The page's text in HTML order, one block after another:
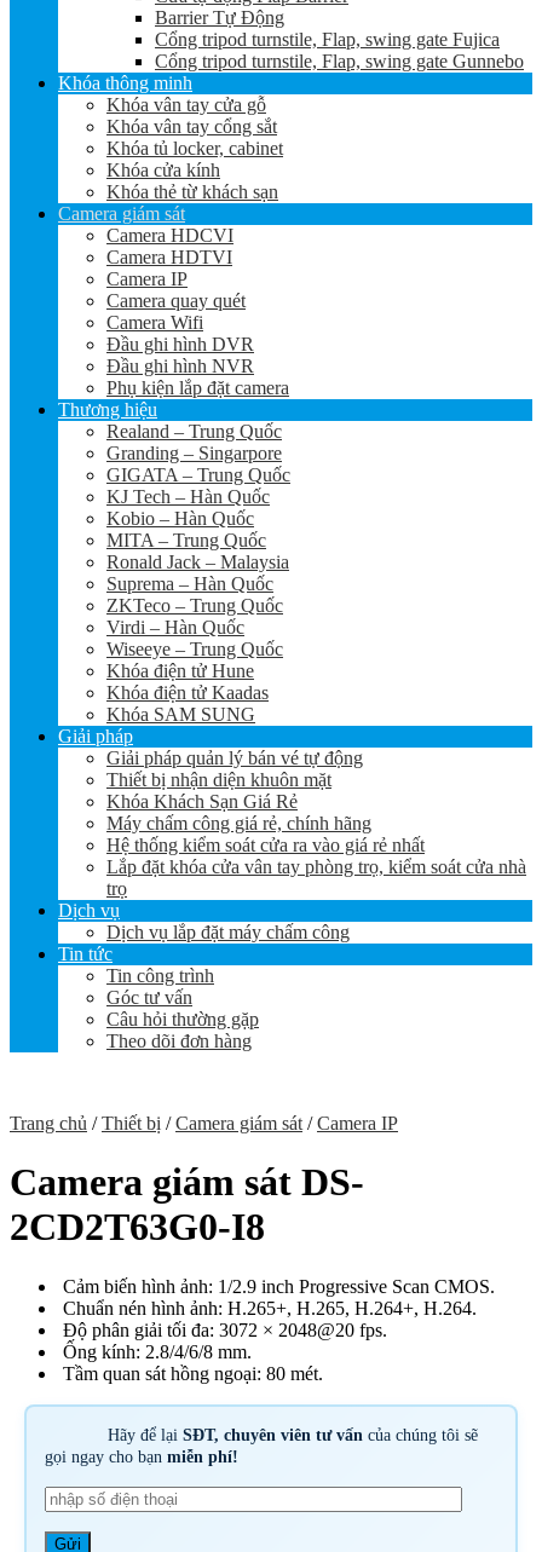
Barrier Tự Động
Cổng tripod turnstile, Flap, swing gate Fujica
Cổng tripod turnstile, Flap, swing gate Gunnebo
Khóa thông minh
Khóa vân tay cửa gỗ
Khóa vân tay cổng sắt
Khóa tủ locker, cabinet
Khóa cửa kính
Khóa thẻ từ khách sạn
Camera giám sát
Camera HDCVI
Camera HDTVI
Camera IP
Camera quay quét
Camera Wifi
Đầu ghi hình DVR
Đầu ghi hình NVR
Phụ kiện lắp đặt camera
Thương hiệu
Realand – Trung Quốc
Granding – Singarpore
GIGATA – Trung Quốc
KJ Tech – Hàn Quốc
Kobio – Hàn Quốc
MITA – Trung Quốc
Ronald Jack – Malaysia
Suprema – Hàn Quốc
ZKTeco – Trung Quốc
Virdi – Hàn Quốc
Wiseeye – Trung Quốc
Khóa điện tử Hune
Khóa điện tử Kaadas
Khóa SAM SUNG
Giải pháp
Giải pháp quản lý bán vé tự động
Thiết bị nhận diện khuôn mặt
Khóa Khách Sạn Giá Rẻ
Máy chấm công giá rẻ, chính hãng
Hệ thống kiểm soát cửa ra vào giá rẻ nhất
Lắp đặt khóa cửa vân tay phòng trọ, kiểm soát cửa nhà
trọ
Dịch vụ
Dịch vụ lắp đặt máy chấm công
Tin tức
Tin công trình
Góc tư vấn
Câu hỏi thường gặp
Theo dõi đơn hàng
Trang chủ / Thiết bị / Camera giám sát / Camera IP
Camera giám sát DS-
2CD2T63G0-I8
Cảm biến hình ảnh: 1/2.9 inch Progressive Scan CMOS.
Chuẩn nén hình ảnh: H.265+, H.265, H.264+, H.264.
Độ phân giải tối đa: 3072 × 2048@20 fps.
Ống kính: 2.8/4/6/8 mm.
Tầm quan sát hồng ngoại: 80 mét.
Hãy để lạiSĐT, chuyên viên tư vấncủa chúng tôi sẽ
gọi ngay cho bạn miễn phí!